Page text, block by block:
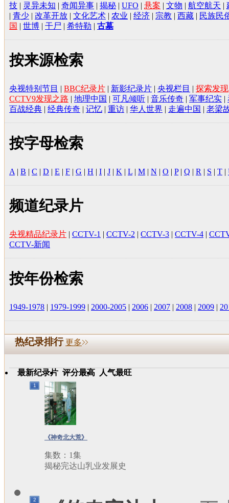
技 | 灵异未知 | 奇闻异事 | 揭秘 | UFO | 悬案 | 文物 | 航空航天 |
| 青少 | 改革开放 | 文化艺术 | 农业 | 经济 | 宗教 | 西藏 | 民族民
国 | 世博 | 干尸 | 希特勒 | 古墓
按来源检索
央视特别节目 | BBC纪录片 | 新影纪录片 | 央视栏目 | 探索发现
CCTV9发现之路 | 地理中国 | 可凡倾听 | 音乐传奇 | 军事纪实 |
百战经典 | 经典传奇 | 记忆 | 重访 | 华人世界 | 走遍中国 | 老梁
按字母检索
A | B | C | D | E | F | G | H | I | J | K | L | M | N | O | P| Q | R | S | T |
频道纪录片
央视精品纪录片 | CCTV-1 | CCTV-2 | CCTV-3 | CCTV-4 |
CCTV-新闻
按年份检索
1949-1978 | 1979-1999 | 2000-2005 | 2006 | 2007 | 2008 | 2009 |
热纪录排行 更多
最新纪录片 评分最高 人气最旺
1
《神奇北大荒》
集数：1集
揭秘完达山乳业发展史
2